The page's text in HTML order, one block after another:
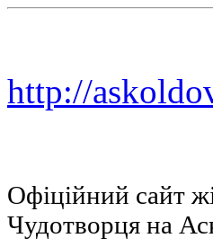
http://
Офіційний сайт
Чудотворця на